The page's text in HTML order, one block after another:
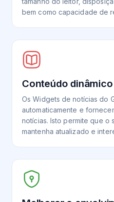
bem como capacidade de
Conteúdo dinâmico
Os Widgets de notícias do
automaticamente e
notícias. Isto permite que o
mantenha atualizado e